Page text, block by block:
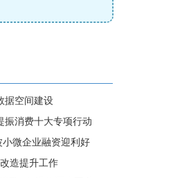
据空间建设
振消费十大专项行动
小微企业融资迎利好
造提升工作